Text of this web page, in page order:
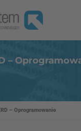
–
– Oprogramowanie